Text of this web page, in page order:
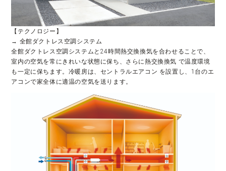
【テクノロジー】
→ 全館ダクトレス空調システム
全館ダクトレス空調システムと24時間熱交換換気を合わせることで、
室内の空気を常にきれいな状態に保ち、さらに熱交換換気 で温度環境
も一定に保ちます。冷暖房は、セントラルエアコン を設置し、1台のエ
アコンで家全体に適温の空気を送ります。